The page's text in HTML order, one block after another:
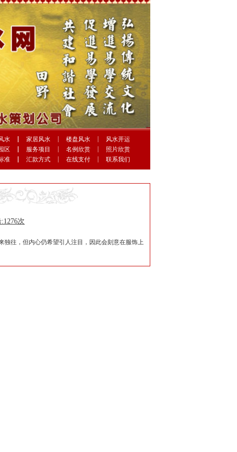
水 家居风水 楼盘风水
风水开运
区 服务项目 名例欣赏
照片欣赏
准 汇款方式 在线支付 联系我们
次
往，但内心仍希望引人注目，因此会刻意在服饰上